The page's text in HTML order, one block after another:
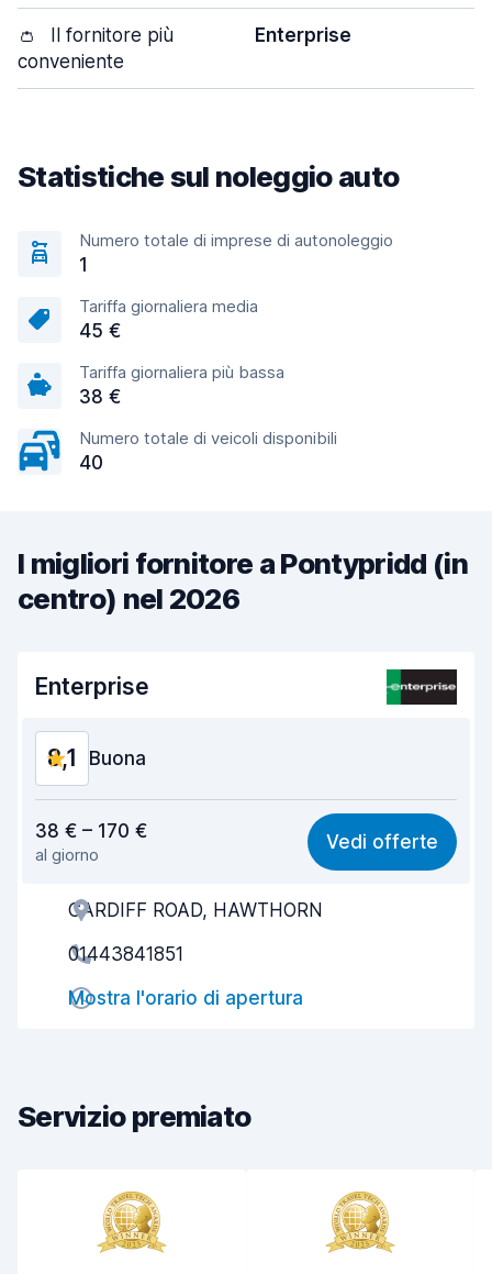
👛
Il fornitore più
conveniente
Enterprise
Statistiche sul noleggio auto
Numero totale di imprese di autonoleggio
1
Tariffa giornaliera media
45 €
Tariffa giornaliera più bassa
38 €
Numero totale di veicoli disponibili
40
I migliori fornitore a Pontypridd (in
centro) nel 2026
Enterprise
8,1 Buona
7,8
Facile da trovare 8,2
Gentilezza degli agenti
Rapidità del ritiro
Rapidità della riconsegna
Condizioni dell'auto
38 € – 170 €
al giorno
Vedi offerte
CARDIFF ROAD, HAWTHORN
01443841851
Mostra l'orario di apertura
Servizio premiato